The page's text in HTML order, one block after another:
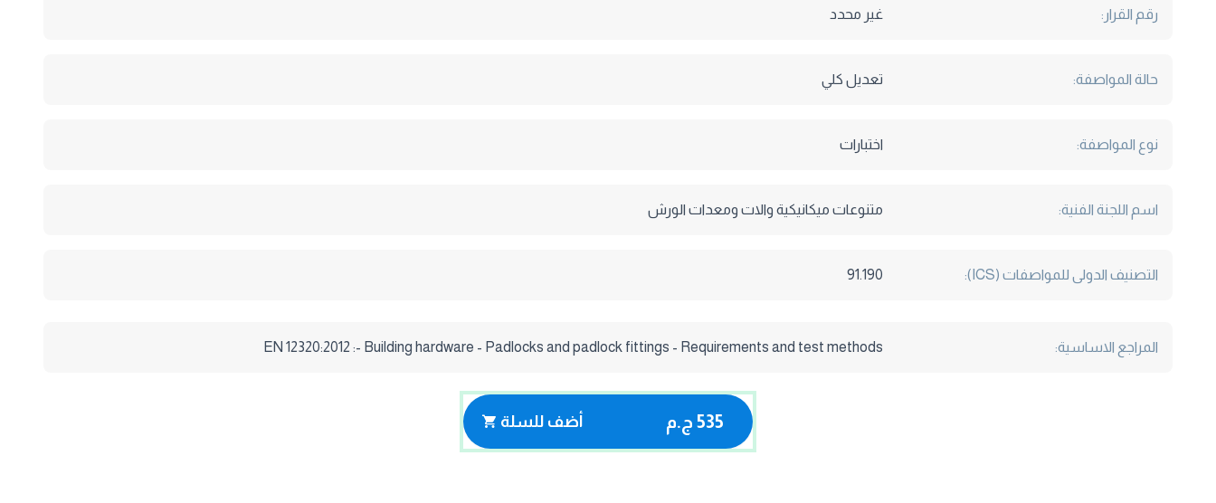
رقم القرار: غير محدد
حالة المواصفة: تعديل كلي
نوع المواصفة: اختبارات
اسم اللجنة الفنية: متنوعات ميكانيكية والات ومعدات الورش
التصنيف الدولى للمواصفات (ICS): 91.190
المراجع الاساسية: EN 12320:2012 :- Building hardware - Padlocks and padlock fittings - Requirements and test methods
535 ج.م أضف للسلة